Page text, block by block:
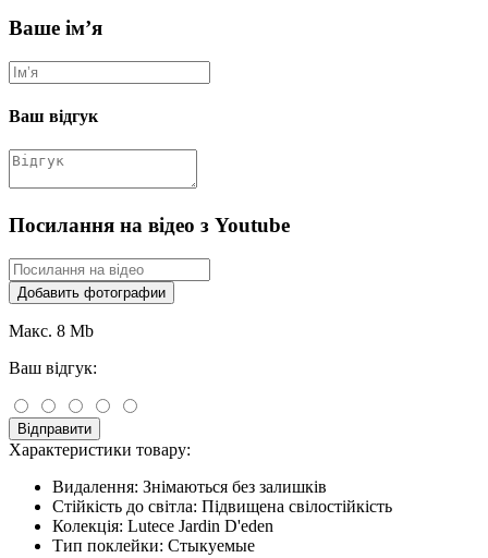
Ваше ім’я
Ваш відгук
Посилання на відео з Youtube
Добавить фотографии
Макс. 8 Mb
Ваш відгук:
Відправити
Характеристики товару:
Видалення: Знімаються без залишків
Стійкість до світла: Підвищена свілостійкість
Колекція: Lutece Jardin D'eden
Тип поклейки: Стыкуемые